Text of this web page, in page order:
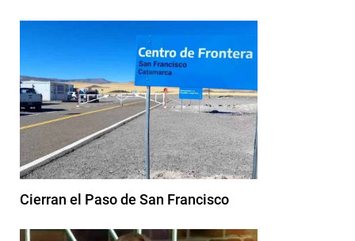
Cierran el Paso de San Francisco